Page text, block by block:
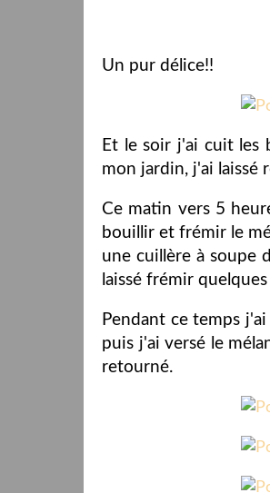
Un pur délice!!
Et le soir j'ai cuit les
mon jardin, j'ai
Ce matin vers 5
bouillir et frémir le
une cuillère à soupe
laissé frémir
Pendant ce temps
puis j'ai versé le
retourné.